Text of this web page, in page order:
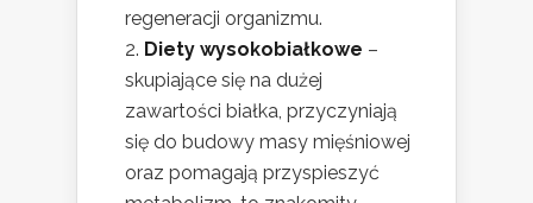
regeneracji organizmu.
Diety wysokobiałkowe –
skupiające się na dużej
zawartości białka, przyczyniają
się do budowy masy mięśniowej
oraz pomagają przyspieszyć